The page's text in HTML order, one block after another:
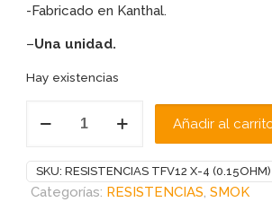
-Fabricado en Kanthal.
–Una unidad.
Hay existencias
TFV12
4
(0.15ohm)-
Añadir al
SKU: RESISTENCIAS TFV12 X-4
Categorías: RESISTENCIAS, SMOK